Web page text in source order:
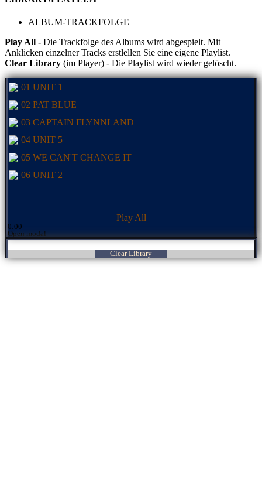
ALBUM-TRACKFOLGE
Play All - Die Trackfolge des Albums wird abgespielt. Mit
Anklicken einzelner Tracks erstlellen Sie eine eigene Playlist.
Clear Library (im Player) - Die Playlist wird wieder gelöscht.
01 UNIT 1
02 PAT BLUE
03 CAPTAIN FLYNNLAND
04 UNIT 5
05 WE CAN'T CHANGE IT
06 UNIT 2
Play All
0:00
Open modal
Clear Library